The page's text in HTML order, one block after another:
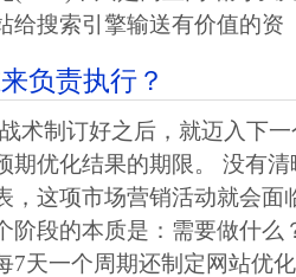
给搜索引擎输送有价值的资
负责执行？
术制订好之后，就迈入下
期优化结果的期限。 没有
，这项市场营销活动就会面
阶段的本质是：需要做什么
7天一个周期还制定网站优